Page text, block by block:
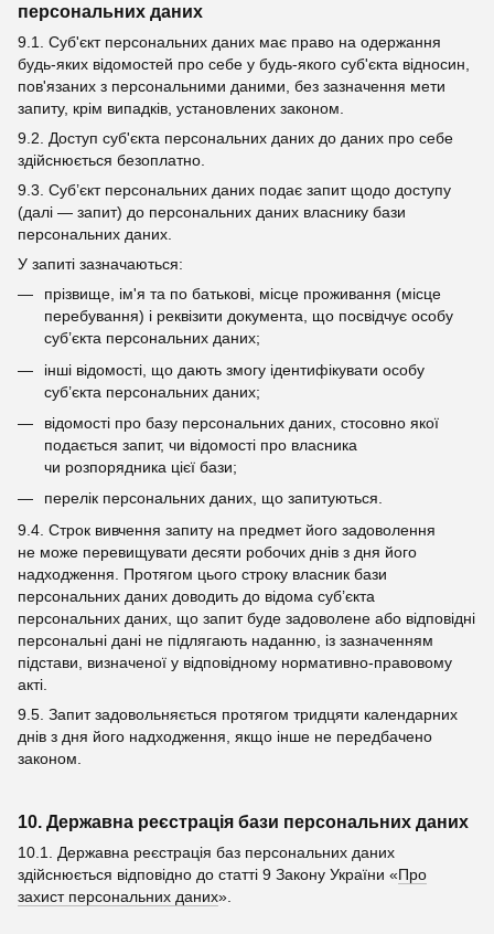
персональних даних
9.1. Суб'єкт персональних даних має право на одержання
будь-яких відомостей про себе у будь-якого суб'єкта відносин,
пов'язаних з персональними даними, без зазначення мети
запиту, крім випадків, установлених законом.
9.2. Доступ суб'єкта персональних даних до даних про себе
здійснюється безоплатно.
9.3. Суб’єкт персональних даних подає запит щодо доступу
(далі — запит) до персональних даних власнику бази
персональних даних.
У запиті зазначаються:
прізвище, ім'я та по батькові, місце проживання (місце
перебування) і реквізити документа, що посвідчує особу
суб’єкта персональних даних;
інші відомості, що дають змогу ідентифікувати особу
суб’єкта персональних даних;
відомості про базу персональних даних, стосовно якої
подається запит, чи відомості про власника
чи розпорядника цієї бази;
перелік персональних даних, що запитуються.
9.4. Строк вивчення запиту на предмет його задоволення
не може перевищувати десяти робочих днів з дня його
надходження. Протягом цього строку власник бази
персональних даних доводить до відома суб’єкта
персональних даних, що запит буде задоволене або відповідні
персональні дані не підлягають наданню, із зазначенням
підстави, визначеної у відповідному нормативно-правовому
акті.
9.5. Запит задовольняється протягом тридцяти календарних
днів з дня його надходження, якщо інше не передбачено
законом.
10. Державна реєстрація бази персональних даних
10.1. Державна реєстрація баз персональних даних
здійснюється відповідно до статті 9 Закону України «Про
захист персональних даних».